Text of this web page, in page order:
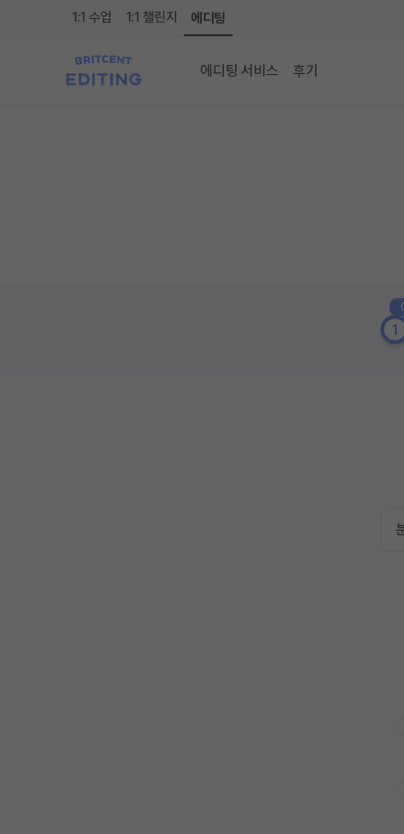
1:1 수업 1:1 챌린지 에디팅
에디팅 서비스 후기
1